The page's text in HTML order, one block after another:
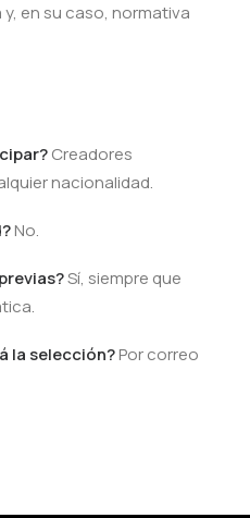
en su caso, normativa
Creadores
nacionalidad.
No.
Sí, siempre que
la selección?Por correo